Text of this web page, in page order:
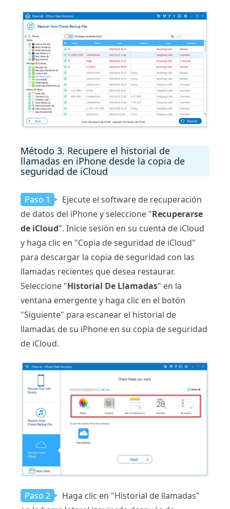
Método 3. Recupere el historial de
llamadas en iPhone desde la copia de
seguridad de iCloud
Paso 1
Ejecute el software de recuperación
de datos del iPhone y seleccione "Recuperarse
de iCloud". Inicie sesión en su cuenta de iCloud
y haga clic en "Copia de seguridad de iCloud"
para descargar la copia de seguridad con las
llamadas recientes que desea restaurar.
Seleccione "Historial De Llamadas" en la
ventana emergente y haga clic en el botón
"Siguiente" para escanear el historial de
llamadas de su iPhone en su copia de seguridad
de iCloud.
Paso 2
Haga clic en "Historial de llamadas"